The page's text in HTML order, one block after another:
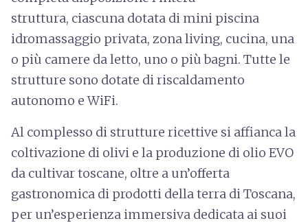
struttura, ciascuna dotata di mini piscina
idromassaggio privata, zona living, cucina, una
o più camere da letto, uno o più bagni. Tutte le
strutture sono dotate di riscaldamento
autonomo e WiFi.
Al complesso di strutture ricettive si affianca la
coltivazione di olivi e la produzione di olio EVO
da cultivar toscane, oltre a un’offerta
gastronomica di prodotti della terra di Toscana,
per un’esperienza immersiva dedicata ai suoi